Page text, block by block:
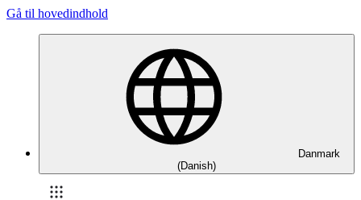
Gå til hovedindhold
Danmark
(Danish)